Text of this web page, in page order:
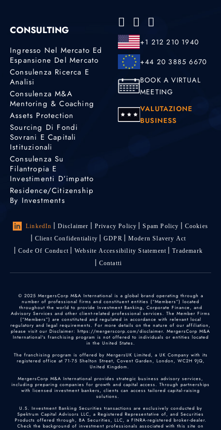
CONSULTING
Ingresso Nel Mercato Ed
Espansione Del Mercato
Consulenza Ricerca E
Analisi
Consulenza M&A
Mentoring & Coaching
Assets Protection
Sourcing Di Fondi
Sovrani E Capitali
Istituzionali
Consulenza Su
Filantropia E
Investimenti D’impatto
Residence/Citizenship
By Investments
+1 212 210 1940
+44 20 3885 6670
BOOK A VIRTUAL
MEETING
VALUTAZIONE
BUSINESS
LinkedIn Disclaimer Privacy Policy Spam Policy
Cookies
Client Confidentiality
GDPR
Modern Slavery Act
Code Of Conduct
Website Accessibility Statement
Trademark
Contatti
© 2025 MergersCorp M&A International is a global brand operating through a
number of professional firms and constituent entities (“Members”) located
throughout the world to provide Investment Banking, Corporate Finance, and
Advisory Services and other client-related professional services. The Member Firms
(“Members”) are constituted and regulated in accordance with relevant local
regulatory and legal requirements. For more details on the nature of our affiliation,
please visit our Disclaimer: https://mergerscorp.com/disclaimer. MergersCorp M&A
International's franchising program is not offered to individuals or entities located
in the United States.
The franchising program is offered by MergersUK Limited, a UK Company with its
registered office at 71-75 Shelton Street, Covent Garden, London, WC2H 9JQ,
United Kingdom.
MergersCorp M&A International provides strategic business advisory services,
including preparing companies for growth and capital access. Through partnerships
with licensed investment bankers, clients can access tailored capital-raising
solutions.
U.S. Investment Banking Securities transactions are exclusively conducted by
Spektrum Capital Advisors LLC, a Registered Representative of, and Securities
Products offered through, BA Securities, LLC, a FINRA-registered broker-dealer.
Check the background of investment professionals associated with this site on